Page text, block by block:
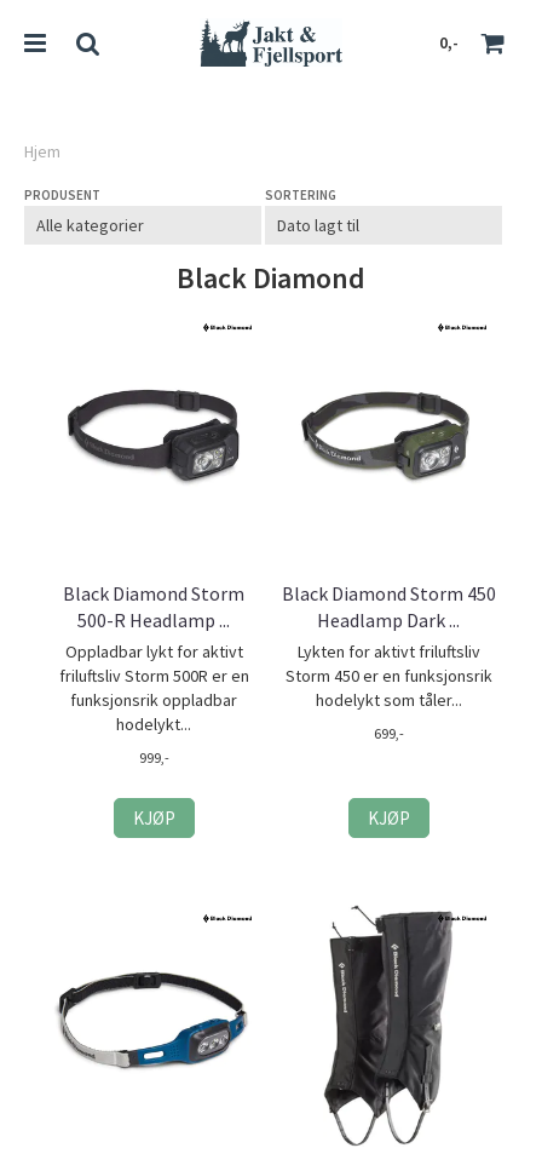
0,-
Hjem
PRODUSENT SORTERING
Black Diamond
Black Diamond Storm
500-R Headlamp ...
Oppladbar lykt for aktivt
friluftsliv Storm 500R er en
funksjonsrik oppladbar
hodelykt...
999,-
KJØP
Black Diamond Storm 450
Headlamp Dark ...
Lykten for aktivt friluftsliv
Storm 450 er en funksjonsrik
hodelykt som tåler...
699,-
KJØP